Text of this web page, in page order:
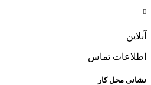

آنلاین
اطلاعات تماس
نشانی محل کار